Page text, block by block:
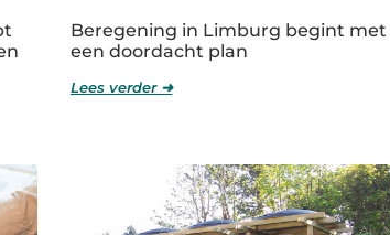
Beregening in Limburg begint met
een doordacht plan
Lees verder ➜